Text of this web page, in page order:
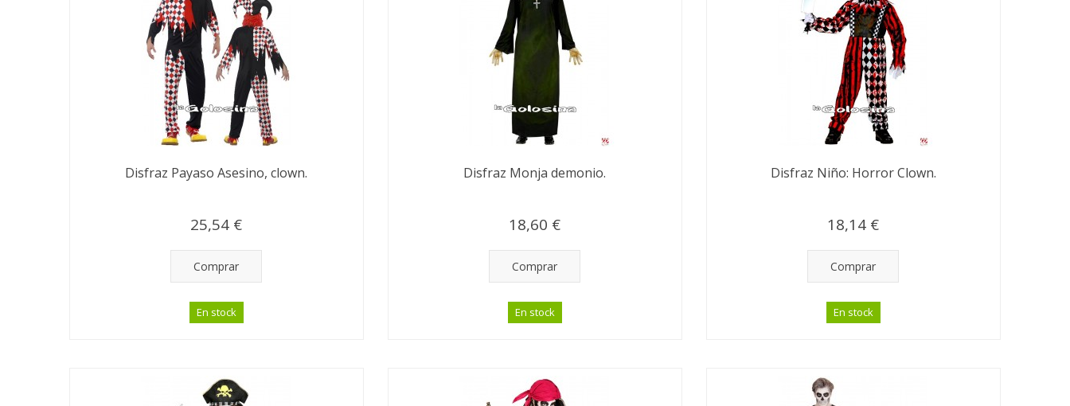
Disfraz Payaso Asesino, clown.
25,54 €
Comprar
En stock
Disfraz Monja demonio.
18,60 €
Comprar
En stock
Disfraz Niño: Horror Clown.
18,14 €
Comprar
En stock